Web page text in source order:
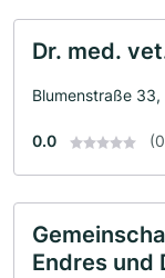
Dr. med.
Blumenstraße
0.0
Endres und